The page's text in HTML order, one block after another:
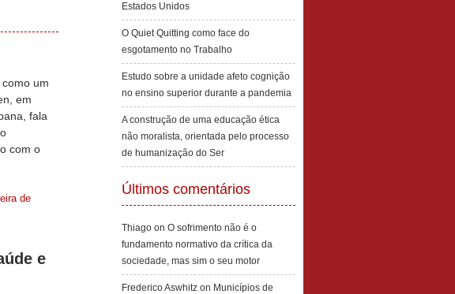
um
em
fala
com o
de
e
Estados Unidos
O Quiet Quitting como face do
esgotamento no Trabalho
Estudo sobre a unidade afeto cognição
no ensino superior durante a pandemia
A construção de uma educação ética
não moralista, orientada pelo processo
de humanização do Ser
Últimos comentários
Thiago on O sofrimento não é o
fundamento normativo da crítica da
sociedade, mas sim o seu motor
Frederico Aswhitz on Municípios de